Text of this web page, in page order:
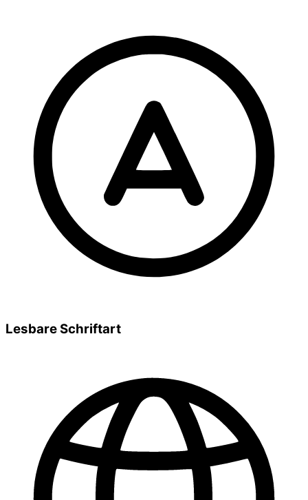
Lesbare Schriftart